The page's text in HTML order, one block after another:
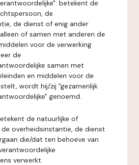
betekent de
de
de dienst of enig ander
of samen met anderen de
voor de verwerking
de
samen met
en middelen voor de
wordt hij/zij "gezamenlijk
genoemd.
de natuurlijke of
overheidsinstantie, de dienst
die/dat ten behoeve van
verwerkt.